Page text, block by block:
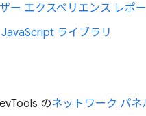
ー エクスペリエンス レポ
JavaScript ライブラリ
のネットワーク パネ